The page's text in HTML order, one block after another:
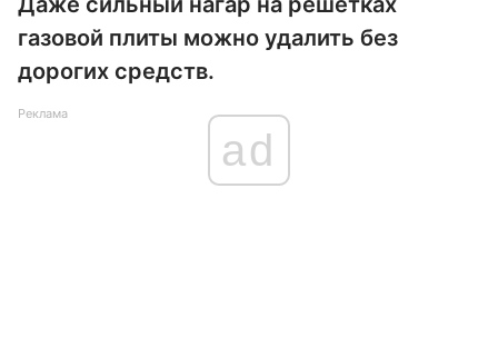
газовой плиты можно удалить без
дорогих средств.
Реклама
ad